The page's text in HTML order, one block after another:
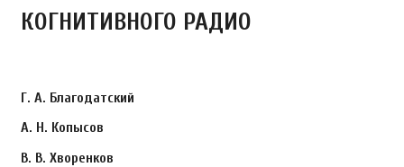
КОГНИТИВНОГО РАДИО
Г. А. Благодатский
А. Н. Копысов
В. В. Хворенков